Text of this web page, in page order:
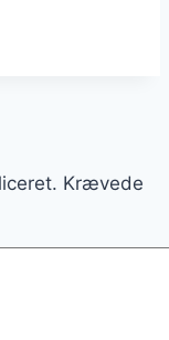
Krævede